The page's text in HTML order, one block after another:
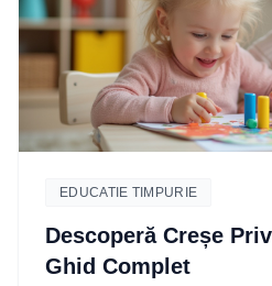
EDUCATIE TIMPURIE
Descoperă Creșe
Ghid Complet